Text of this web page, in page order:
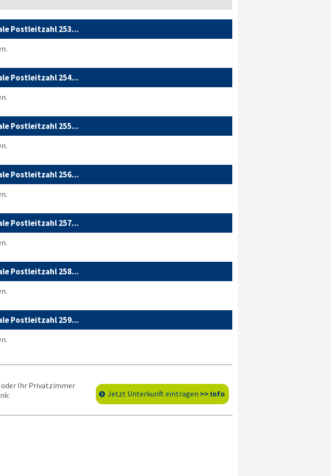
Postleitzahl 253...
Postleitzahl 254...
Postleitzahl 255...
Postleitzahl 256...
Postleitzahl 257...
Postleitzahl 258...
Postleitzahl 259...
oder Ihr Privatzimmer
Jetzt Unterkunft eintragen >> Info